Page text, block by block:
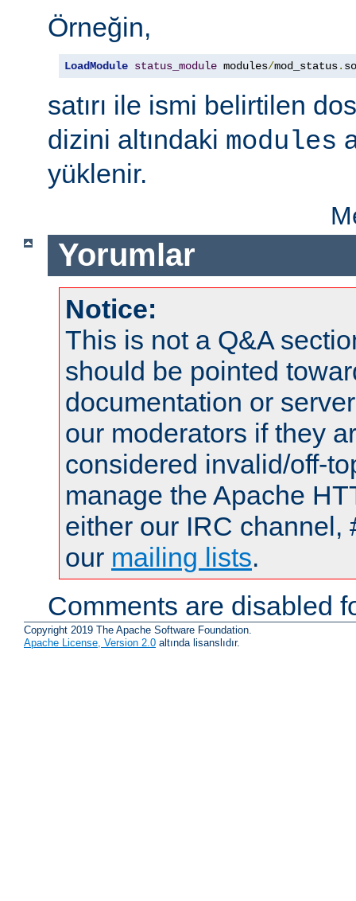
Örneğin,
LoadModule status_module modules/mod_status. so
satırı ile ismi belirtilen
dizini altındaki modules
yüklenir.
Yorumlar
Notice:
This is not a Q&A
should be pointed
documentation or
our moderators if they
considered invalid/off-
manage the Apache
either our IRC channel,
our mailing lists.
Comments are disabled
Copyright 2019 The Apache Software Foundation.
Apache License, Version 2.0 altında lisanslıdır.